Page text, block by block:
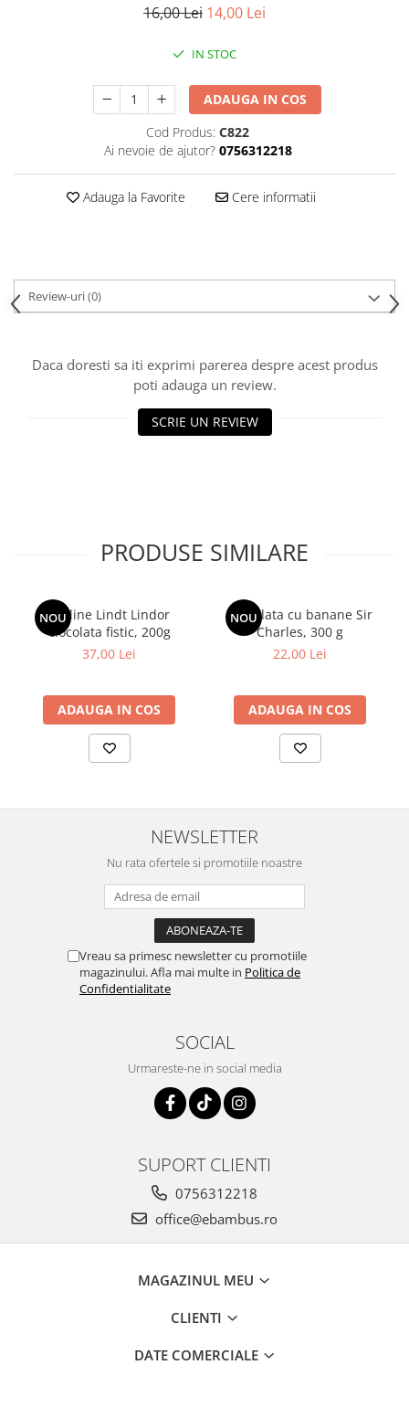
16,00 Lei 14,00 Lei
IN STOC
ADAUGA IN COS
Cod Produs: C822
Ai nevoie de ajutor? 0756312218
Adauga la Favorite Cere informatii
Review-uri(0)
Daca doresti sa iti exprimi parerea despre acest produs
poti adauga un review.
SCRIE UN REVIEW
PRODUSE SIMILARE
NOU
Praline Lindt Lindor
ciocolata fistic, 200g
37,00 Lei
ADAUGA IN COS
NOU
Ciocolata cu banane Sir
Charles, 300 g
22,00 Lei
ADAUGA IN COS
NEWSLETTER
Nu rata ofertele si promotiile noastre
Vreau sa primesc newsletter cu promotiile
magazinului. Afla mai multe in Politica de
Confidentialitate
SOCIAL
Urmareste-ne in social media
SUPORT CLIENTI
0756312218
office@ebambus.ro
MAGAZINUL MEU
CLIENTI
DATE COMERCIALE